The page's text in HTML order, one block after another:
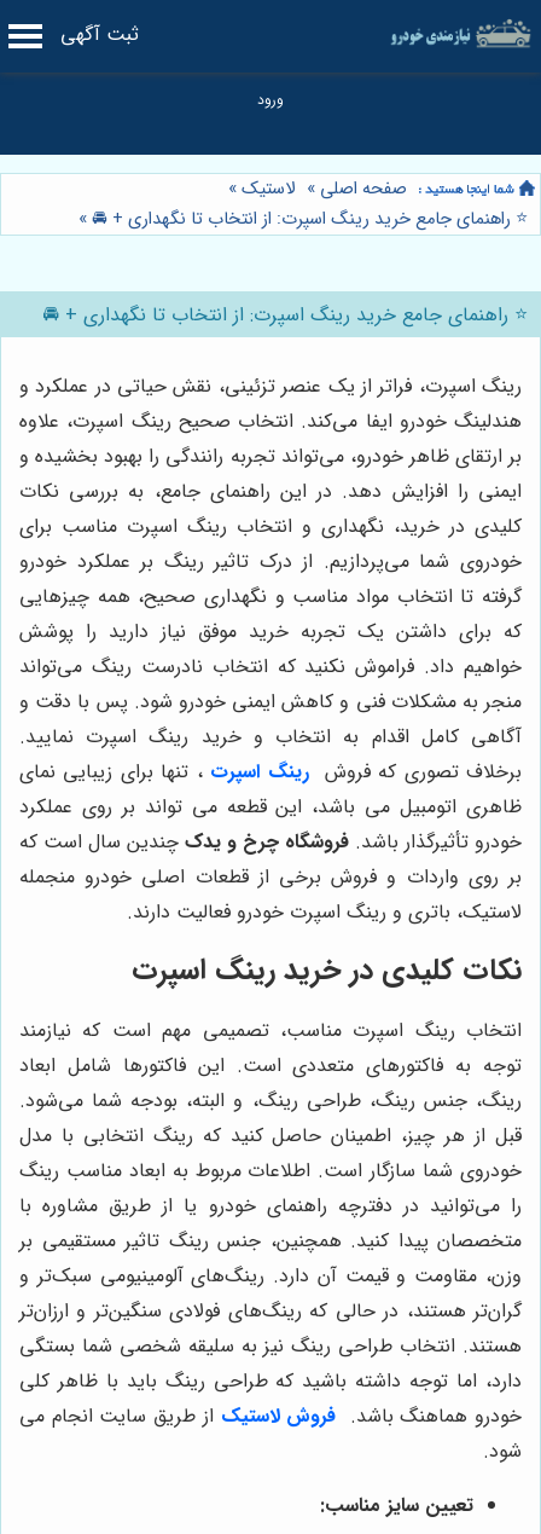
ثبت آگهی
صفحه اصلی » لاستیک»
⭐️ راهنمای جامع خرید رینگ اسپرت: از انتخاب تا نگهداری + 🚘»
⭐️ راهنمای جامع خرید رینگ اسپرت: از انتخاب تا نگهداری + 🚘
رینگ اسپرت، فراتر از یک عنصر تزئینی، نقش حیاتی در عملکرد و
هندلینگ خودرو ایفا می‌کند. انتخاب صحیح رینگ اسپرت، علاوه
بر ارتقای ظاهر خودرو، می‌تواند تجربه رانندگی را بهبود بخشیده و
ایمنی را افزایش دهد. در این راهنمای جامع، به بررسی نکات
کلیدی در خرید، نگهداری و انتخاب رینگ اسپرت مناسب برای
خودروی شما می‌پردازیم. از درک تاثیر رینگ بر عملکرد خودرو
گرفته تا انتخاب مواد مناسب و نگهداری صحیح، همه چیزهایی
که برای داشتن یک تجربه خرید موفق نیاز دارید را پوشش
خواهیم داد. فراموش نکنید که انتخاب نادرست رینگ می‌تواند
منجر به مشکلات فنی و کاهش ایمنی خودرو شود. پس با دقت و
آگاهی کامل اقدام به انتخاب و خرید رینگ اسپرت نمایید.
برخلاف تصوری که فروش رینگ اسپرت ، تنها برای زیبایی نمای
ظاهری اتومبیل می باشد، این قطعه می تواند بر روی عملکرد
خودرو تأثیرگذار باشد. فروشگاه چرخ و یدک چندین سال است که
بر روی واردات و فروش برخی از قطعات اصلی خودرو منجمله
لاستیک، باتری و رینگ اسپرت خودرو فعالیت دارند.
نکات کلیدی در خرید رینگ اسپرت
انتخاب رینگ اسپرت مناسب، تصمیمی مهم است که نیازمند
توجه به فاکتورهای متعددی است. این فاکتورها شامل ابعاد
رینگ، جنس رینگ، طراحی رینگ، و البته، بودجه شما می‌شود.
قبل از هر چیز، اطمینان حاصل کنید که رینگ انتخابی با مدل
خودروی شما سازگار است. اطلاعات مربوط به ابعاد مناسب رینگ
را می‌توانید در دفترچه راهنمای خودرو یا از طریق مشاوره با
متخصصان پیدا کنید. همچنین، جنس رینگ تاثیر مستقیمی بر
وزن، مقاومت و قیمت آن دارد. رینگ‌های آلومینیومی سبک‌تر و
گران‌تر هستند، در حالی که رینگ‌های فولادی سنگین‌تر و ارزان‌تر
هستند. انتخاب طراحی رینگ نیز به سلیقه شخصی شما بستگی
دارد، اما توجه داشته باشید که طراحی رینگ باید با ظاهر کلی
خودرو هماهنگ باشد. فروش لاستیک از طریق سایت انجام می
شود.
تعیین سایز مناسب: